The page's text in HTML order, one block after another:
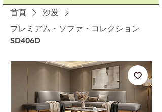
首頁
沙发
プレミアム・ソファ・コレクション
SD406D